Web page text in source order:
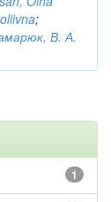
;
В. А.
1